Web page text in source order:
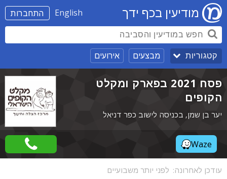
התחברות English מודיעין בכף ידך
קטגוריות מבצעים אירועים
פסח 2021 בפארק ומקלט
הקופים
יער בן שמן, בכניסה לישוב כפר דניאל
Waze
עודכן לאחרונה: לפני יותר משבועיים